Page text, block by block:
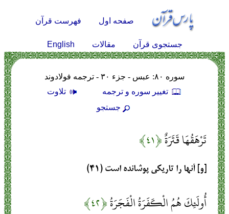
صفحه اول فهرست قرآن
جستجوی قرآن مقالات English
سوره ۸۰: عبس - جزء ۳۰ - ترجمه فولادوند
تغيير سوره و ترجمه
تلاوت
جستجو
تَرْهَقُهَا قَتَرَةٌ﴿۴۱﴾
[و] آنها را تاريكى پوشانده است (۴۱)
أُولَئِكَ هُمُ الْكَفَرَةُ الْفَجَرَةُ﴿۴۲﴾